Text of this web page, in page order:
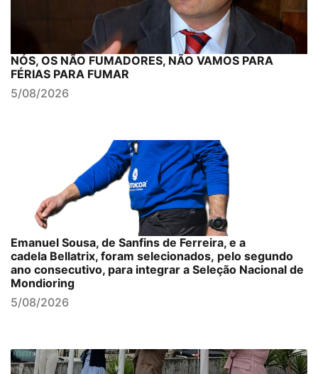
NÓS, OS NÃO FUMADORES, NÃO VAMOS PARA
FÉRIAS PARA FUMAR
5/08/2026
Emanuel Sousa, de Sanfins de Ferreira, e a
cadela Bellatrix, foram selecionados, pelo segundo
ano consecutivo, para integrar a Seleção Nacional de
Mondioring
5/08/2026